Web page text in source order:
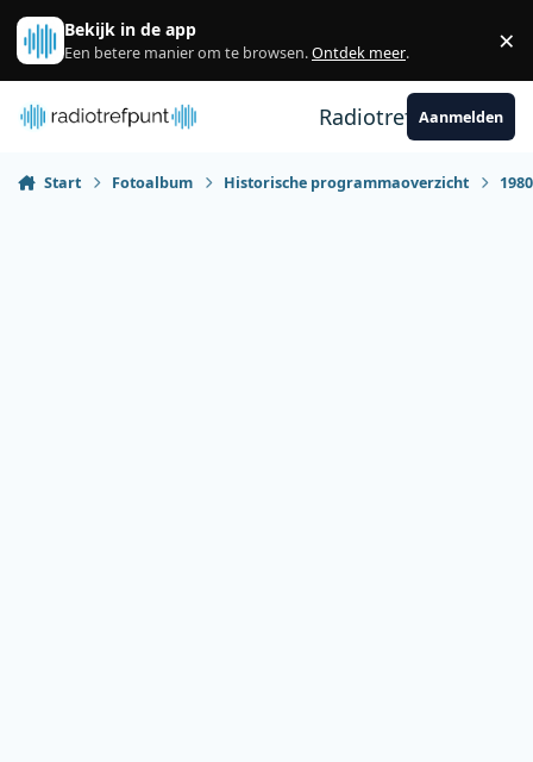
Spring naar bijdragen
Bekijk in de app
Een betere manier om te browsen.Ontdek meer. ×
RadiotrefpuntAanmelden
Start Fotoalbum Historische programmaoverzicht 1980